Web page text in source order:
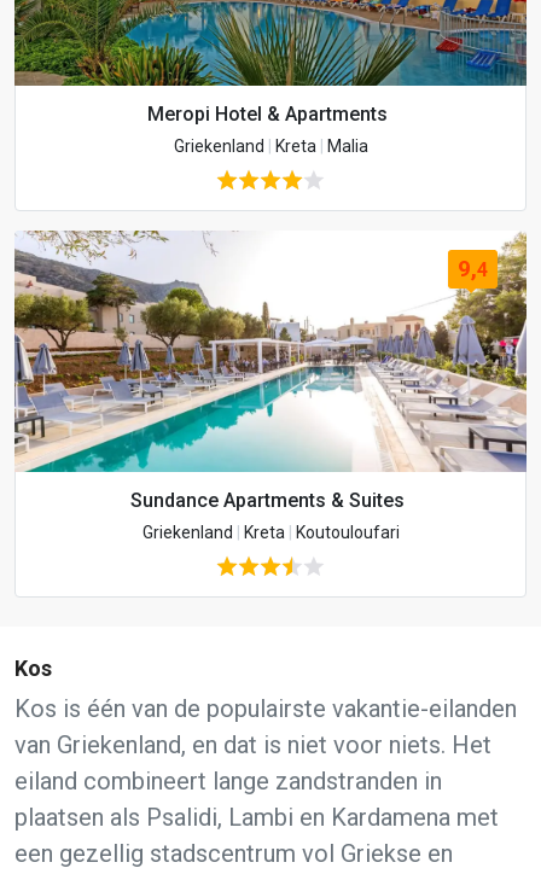
Meropi Hotel & Apartments
Griekenland Kreta Malia
9,4
Sundance Apartments & Suites
Griekenland Kreta Koutouloufari
Kos
Kos is één van de populairste vakantie-eilanden
van Griekenland, en dat is niet voor niets. Het
eiland combineert lange zandstranden in
plaatsen als Psalidi, Lambi en Kardamena met
een gezellig stadscentrum vol Griekse en